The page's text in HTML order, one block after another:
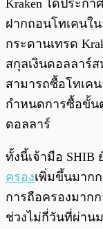
Kraken ได้ประกา
ฝากถอนโทเคนใ
กระดานเทรด
สกุลเงินดอลลาร์
สามารถซื้อโทเค
กำหนดการซื้อขั้น
ดอลลาร์
ทั้งนี้เจ้ามือ SHIB
ครองเพิ่มขึ้นมาก
การถือครองมาก
ช่วงไม่กี่วันที่ผ่าน